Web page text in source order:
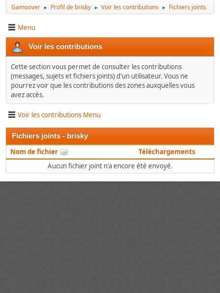
Gamoover ► Profil de brisky ► Voir les contributions ► Fichiers joints
Menu
Voir les contributions
Cette section vous permet de consulter les contributions
(messages, sujets et fichiers joints) d'un utilisateur. Vous ne
pourrez voir que les contributions des zones auxquelles vous
avez accès.
Voir les contributions Menu
Fichiers joints - brisky
Nom de fichier
Téléchargements
Aucun fichier joint n'a encore été envoyé.